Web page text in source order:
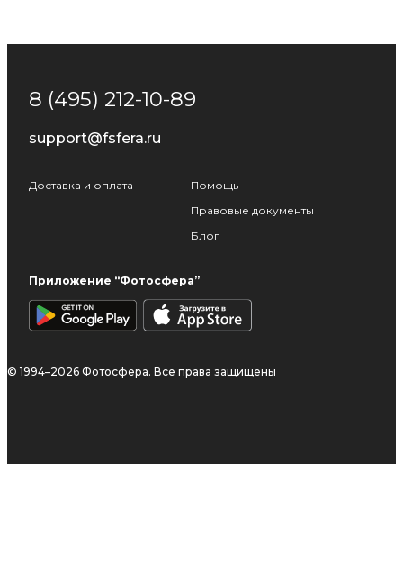
8 (495) 212-10-89
support@fsfera.ru
Доставка и оплата
Помощь
Правовые документы
Блог
Приложение “Фотосфера”
© 1994–2026 Фотосфера. Все права защищены